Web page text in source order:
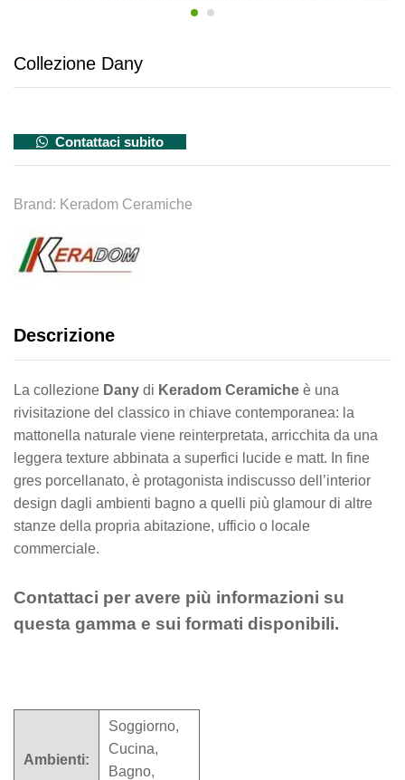
Collezione Dany
Contattaci subito
Brand: Keradom Ceramiche
Descrizione
La collezione Dany di Keradom Ceramiche è una
rivisitazione del classico in chiave contemporanea: la
mattonella naturale viene reinterpretata, arricchita da una
leggera texture abbinata a superfici lucide e matt. In fine
gres porcellanato, è protagonista indiscusso dell’interior
design dagli ambienti bagno a quelli più glamour di altre
stanze della propria abitazione, ufficio o locale
commerciale.
Contattaci per avere più informazioni su
questa gamma e sui formati disponibili.
Ambienti:
Soggiorno,
Cucina,
Bagno,